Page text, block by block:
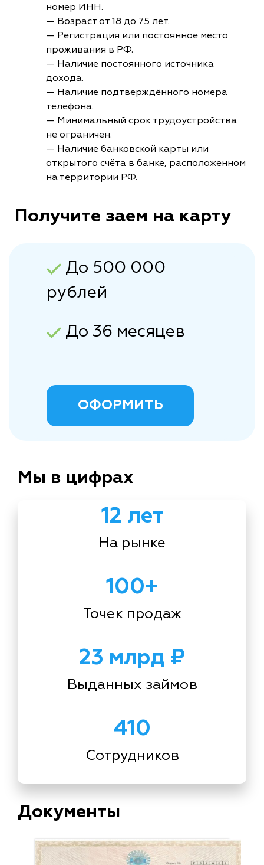
номер ИНН.
— Возраст от 18 до 75 лет.
— Регистрация или постоянное место
проживания в РФ.
— Наличие постоянного источника
дохода.
— Наличие подтверждённого номера
телефона.
— Минимальный срок трудоустройства
не ограничен.
— Наличие банковской карты или
открытого счёта в банке, расположенном
на территории РФ.
Получите заем на карту
До 500 000
рублей
До 36 месяцев
ОФОРМИТЬ
Мы в цифрах
12 лет
На рынке
100+
Точек продаж
23 млрд ₽
Выданных займов
410
Сотрудников
Документы